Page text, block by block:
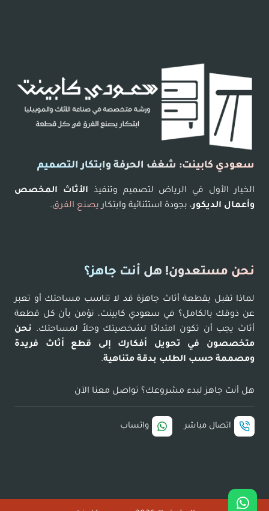
سعودي كابينت: شغف الحرفة وابتكار التصميم
الخيار الأول في الرياض لتصميم وتنفيذ الأثاث المخصص
وأعمال الديكور، بجودة استثنائية وابتكاريصنع الفرق.
نحن مستعدون! هل أنت جاهز؟
لماذا تقبل بقطعة أثاث جاهزة قد لا تناسب مساحتك أو تعبر
عن ذوقك بالكامل؟ في سعودي كابينت، نؤمن بأن كل قطعة
أثاث يجب أن تكون امتدادًا لشخصيتك وحلاً لمساحتك.
نحن
متخصصون في تحويل أفكارك إلى قطع أثاث فريدة
ومصممة حسب الطلب بدقة متناهية.
هل أنت جاهز لبدء مشروعك؟ تواصل معنا الآن
اتصال مباشر واتساب